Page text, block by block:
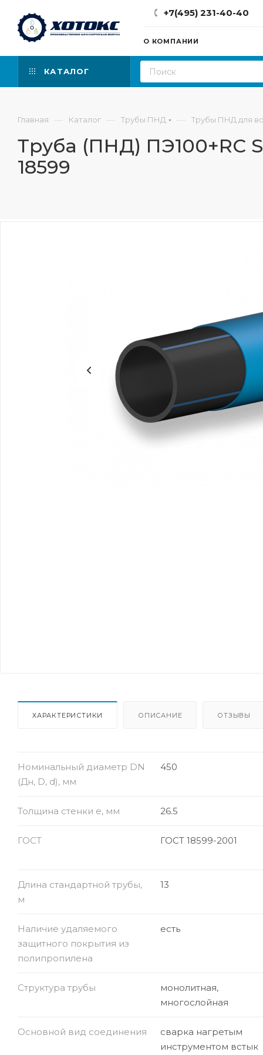
+7(495) 231-40-40
О КОМПАНИИ
КАТАЛОГ
Главная — Каталог — Трубы ПНД — Трубы ПНД для
Труба (ПНД) ПЭ100+RC
18599
ХАРАКТЕРИСТИКИ ОПИСАНИЕ ОТЗЫВЫ
Номинальный диаметр DN
(Дн, D, d), мм
450
Толщина стенки e, мм 26.5
ГОСТ ГОСТ 18599-2001
Длина стандартной трубы,
м
13
Наличие удаляемого
защитного покрытия из
полипропилена
есть
Структура трубы
монолитная,
многослойная
Основной вид соединения
сварка нагретым
инструментом встык